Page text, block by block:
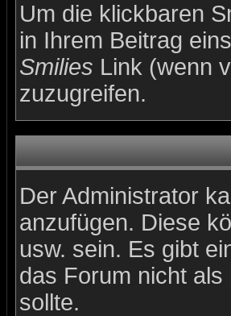
Um die klickbaren
in Ihrem Beitrag
Smilies Link (wenn
zuzugreifen.
Der Administrator
anzufügen. Diese
usw. sein. Es gibt
das Forum nicht
sollte.